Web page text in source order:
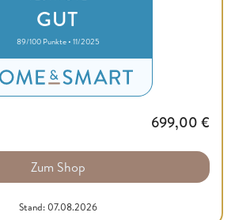
GUT
89/100 Punkte • 11/2025
699,00 €
Zum Shop
Stand: 07.08.2026